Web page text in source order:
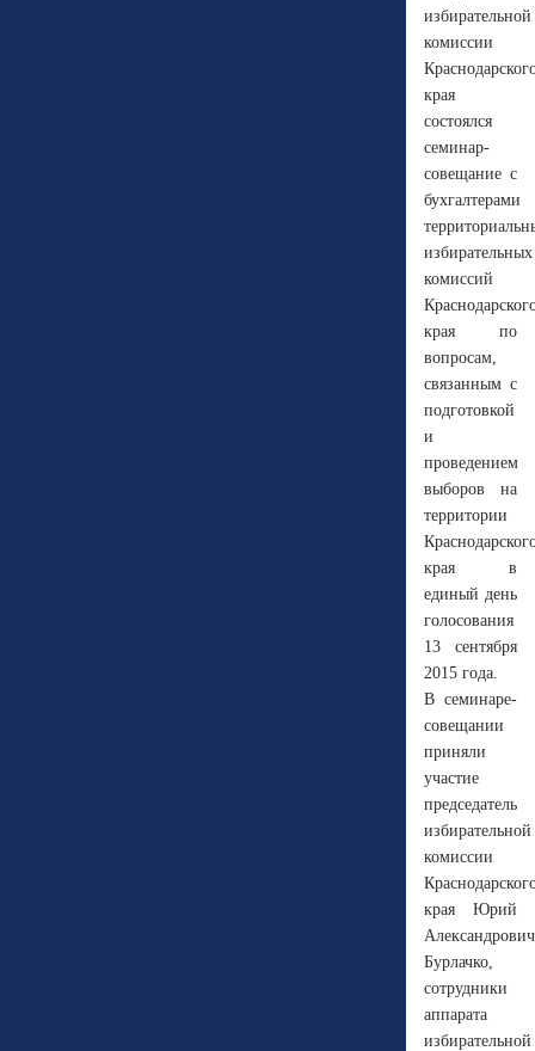
избирательной
комиссии
края
состоялся
семинар-
совещание с
бухгалтерами
избирательных
комиссий
края по
вопросам,
связанным с
подготовкой
и
проведением
выборов на
территории
края в
единый день
голосования
13 сентября
2015 года.
В семинаре-
совещании
приняли
участие
председатель
избирательной
комиссии
края Юрий
Александрович
Бурлачко,
сотрудники
аппарата
избирательной